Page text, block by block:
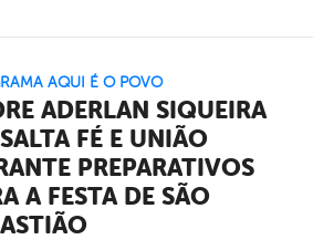
AQUI É O POVO
ADERLAN SIQUEIRA
FÉ E UNIÃO
PREPARATIVOS
A FESTA DE SÃO